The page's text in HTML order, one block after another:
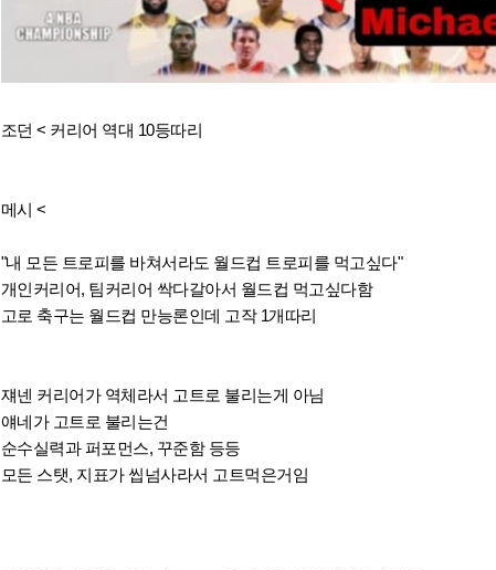
조던 < 커리어 역대 10등따리
메시 <
"내 모든 트로피를 바쳐서라도 월드컵 트로피를 먹고싶다"
개인커리어, 팀커리어 싹다갈아서 월드컵 먹고싶다함
고로 축구는 월드컵 만능론인데 고작 1개따리
쟤넨 커리어가 역체라서 고트로 불리는게 아님
얘네가 고트로 불리는건
순수실력과 퍼포먼스, 꾸준함 등등
모든 스탯, 지표가 씹넘사라서 고트먹은거임